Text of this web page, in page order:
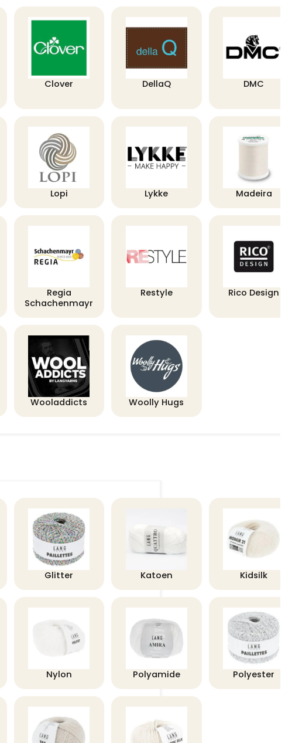
Clover DellaQ DMC
Lopi Lykke Madeira
Regia
Schachenmayr
Restyle Rico Design
Wooladdicts Woolly Hugs
Glitter Katoen Kidsilk
Nylon Polyamide Polyester